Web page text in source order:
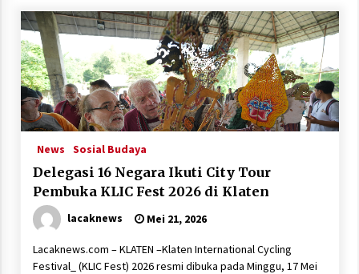
News Sosial Budaya
Delegasi 16 Negara Ikuti City Tour
Pembuka KLIC Fest 2026 di Klaten
lacaknews Mei 21, 2026
Lacaknews.com – KLATEN –Klaten International Cycling
Festival_ (KLIC Fest) 2026 resmi dibuka pada Minggu, 17 Mei